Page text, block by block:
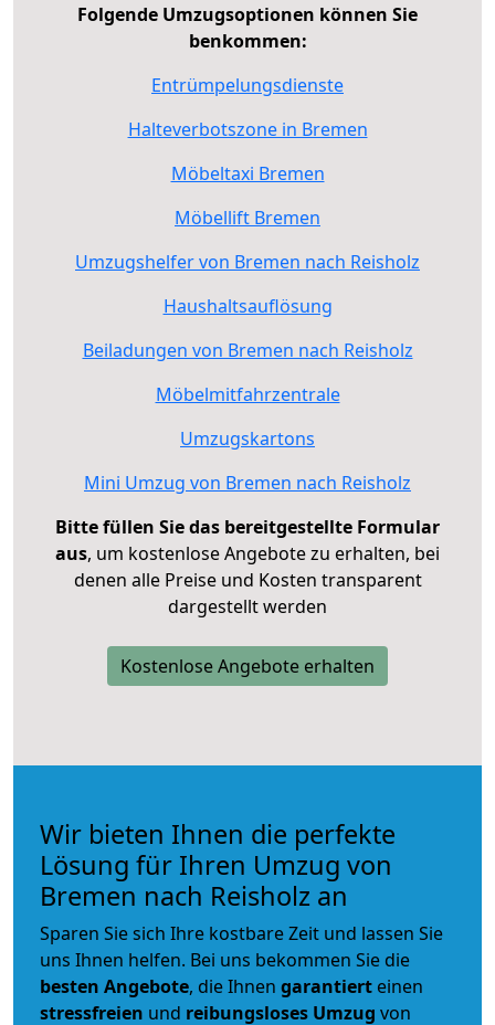
Folgende Umzugsoptionen können Sie
benkommen:
Entrümpelungsdienste
Halteverbotszone in Bremen
Möbeltaxi Bremen
Möbellift Bremen
Umzugshelfer von Bremen nach Reisholz
Haushaltsauflösung
Beiladungen von Bremen nach Reisholz
Möbelmitfahrzentrale
Umzugskartons
Mini Umzug von Bremen nach Reisholz
Bitte füllen Sie das bereitgestellte Formular
aus, um kostenlose Angebote zu erhalten, bei
denen alle Preise und Kosten transparent
dargestellt werden
Kostenlose Angebote erhalten
Wir bieten Ihnen die perfekte
Lösung für Ihren Umzug von
Bremen nach Reisholz an
Sparen Sie sich Ihre kostbare Zeit und lassen Sie
uns Ihnen helfen. Bei uns bekommen Sie die
besten Angebote, die Ihnen garantiert einen
stressfreien und reibungsloses Umzug von